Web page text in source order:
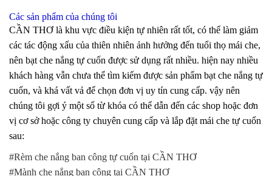
Các sản phẩm của chúng tôi
CẦN THƠ là khu vực điều kiện tự nhiên rất tốt, có thể làm giảm
các tác động xấu của thiên nhiên ảnh hưởng đến tuổi thọ mái che,
nên bạt che nắng tự cuốn được sử dụng rất nhiều. hiện nay nhiều
khách hàng vẫn chưa thể tìm kiếm được sản phẩm bạt che nắng tự
cuốn, và khá vất vả để chọn đơn vị uy tín cung cấp. vậy nên
chúng tôi gợi ý một số từ khóa có thể dẫn đến các shop hoặc đơn
vị cơ sở hoặc công ty chuyên cung cấp và lắp đặt mái che tự cuốn
sau:
#Rèm che nắng ban công tự cuốn tại CẦN THƠ
#Mành che nắng ban công tại CẦN THƠ